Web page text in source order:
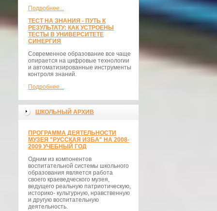
Подробнее...
ТЕСТ НА ЗНАНИЯ - ПУТЬ К
РЕЗУЛЬТАТУ: КАК УСТРОЕНЫ
ТЕСТЫ В УНИВЕРСИТЕТЕ
СИНЕРГИЯ
Современное образование все чаще
опирается на цифровые технологии
и автоматизированные инструменты
контроля знаний.
Подробнее...
ШКОЛЬНЫЙ АРХИВ
ПРОГРАММА ДЕЯТЕЛЬНОСТИ
МУЗЕЯ "РУССКАЯ ИЗБА" НА 2008-
2009 УЧЕБНЫЙ ГОД
Одним из компонентов
воспитательной системы школьного
образования является работа
своего краеведческого музея,
ведущего реальную патриотическую,
историко- культурную, нравственную
и другую воспитательную
деятельность.